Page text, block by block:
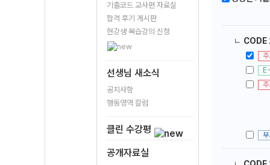
기출코드 교사편 자료실
합격 후기 게시판
현강생 복습강의 신청
선생님 새소식
공지사항
행동영역 칼럼
클린 수강평
공개자료실
ㄴ CODE